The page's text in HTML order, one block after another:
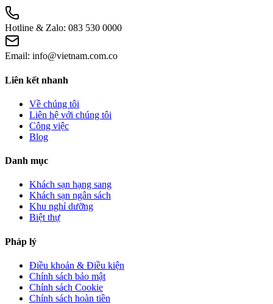
Hotline & Zalo: 083 530 0000
Email: info@vietnam.com.co
Liên kết nhanh
Về chúng tôi
Liên hệ với chúng tôi
Công việc
Blog
Danh mục
Khách sạn hạng sang
Khách sạn ngân sách
Khu nghỉ dưỡng
Biệt thự
Pháp lý
Điều khoản & Điều kiện
Chính sách bảo mật
Chính sách Cookie
Chính sách hoàn tiền